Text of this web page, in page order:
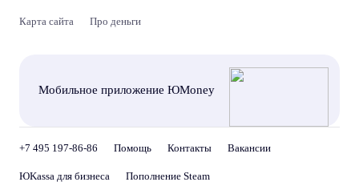
Карта сайта Про деньги
Мобильное приложение ЮMoney
+7 495 197-86-86 Помощь Контакты Вакансии
ЮKassa для бизнеса Пополнение Steam